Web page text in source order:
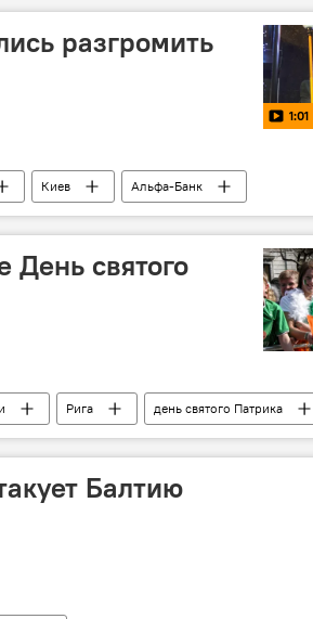
разгромить
1:01
Киев Альфа-Банк
День святого
Рига
день святого Патрика
Балтию